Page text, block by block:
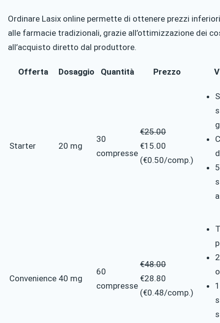
Ordinare Lasix online permette di ottenere prezzi
alle farmacie tradizionali, grazie all’ottimizzazione dei
all’acquisto diretto dal produttore.
Offerta Dosaggio Quantità Prezzo
Starter 20 mg
30
compresse
€25.00
€15.00
(€0.50/comp.)
Convenience 40 mg
60
compresse
€48.00
€28.80
(€0.48/comp.)